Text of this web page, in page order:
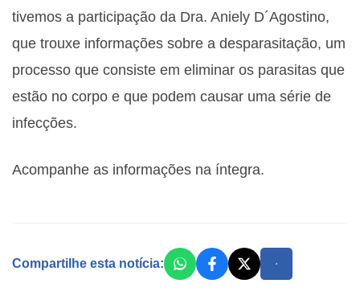
tivemos a participação da Dra. Aniely D´Agostino,
que trouxe informações sobre a desparasitação, um
processo que consiste em eliminar os parasitas que
estão no corpo e que podem causar uma série de
infecções.
Acompanhe as informações na íntegra.
Compartilhe esta notícia: